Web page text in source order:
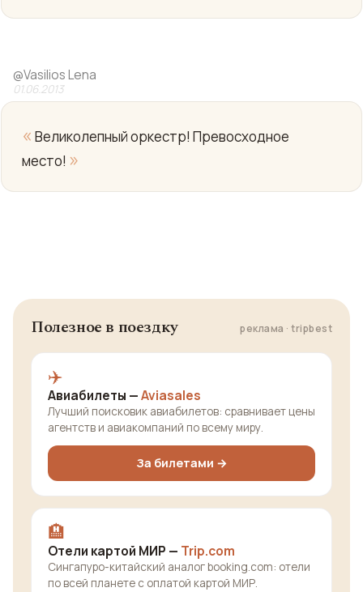
Yo
@Vasilios Lena
01.06.2013
« Великолепный оркестр! Превосходное
место! »
Полезное в поездку реклама · tripbest
✈️
Авиабилеты —Aviasales
Лучший поисковик авиабилетов: сравнивает цены
агентств и авиакомпаний по всему миру.
За билетами →
🏨
Отели картой МИР — Trip.com
Сингапуро-китайский аналог booking.com: отели
по всей планете с оплатой картой МИР.